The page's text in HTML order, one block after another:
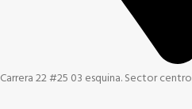
Carrera 22 #25 03 esquina. Sector centro